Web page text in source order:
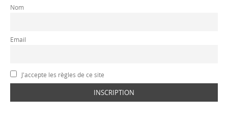
Nom
Email
J'accepte les règles de ce site